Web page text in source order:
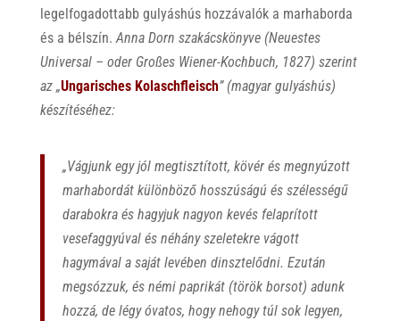
legelfogadottabb gulyáshús hozzávalók a marhaborda
és a bélszín.Anna Dorn szakácskönyve (Neuestes
Universal – oder Großes Wiener-Kochbuch, 1827) szerint
az „Ungarisches Kolaschfleisch” (magyar gulyáshús)
készítéséhez:
„Vágjunk egy jól megtisztított, kövér és megnyúzott
marhabordát különböző hosszúságú és szélességű
darabokra és hagyjuk nagyon kevés felaprított
vesefaggyúval és néhány szeletekre vágott
hagymával a saját levében dinsztelődni. Ezután
megsózzuk, és némi paprikát (török borsot) adunk
hozzá, de légy óvatos, hogy nehogy túl sok legyen,